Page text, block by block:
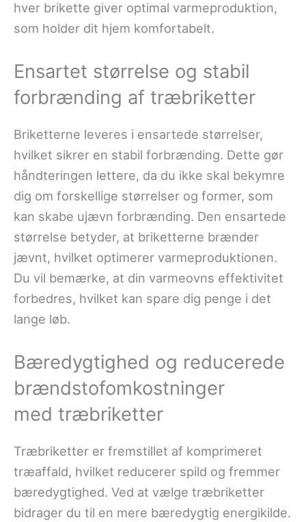
hver brikette giver optimal varmeproduktion,
som holder dit hjem komfortabelt.
Ensartet størrelse og stabil
forbrænding af træbriketter
Briketterne leveres i ensartede størrelser,
hvilket sikrer en stabil forbrænding. Dette gør
håndteringen lettere, da du ikke skal bekymre
dig om forskellige størrelser og former, som
kan skabe ujævn forbrænding. Den ensartede
størrelse betyder, at briketterne brænder
jævnt, hvilket optimerer varmeproduktionen.
Du vil bemærke, at din varmeovns effektivitet
forbedres, hvilket kan spare dig penge i det
lange løb.
Bæredygtighed og reducerede
brændstofomkostninger
med træbriketter
Træbriketter er fremstillet af komprimeret
træaffald, hvilket reducerer spild og fremmer
bæredygtighed. Ved at vælge træbriketter
bidrager du til en mere bæredygtig energikilde.